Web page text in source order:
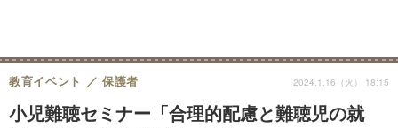
小児難聴セミナー「合理的配慮と難聴児の就
教育イベント 保護者 2024.1.16（火） 18:15